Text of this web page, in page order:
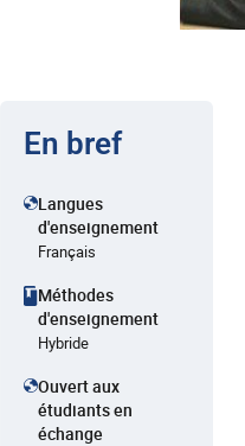
En bref
Langues
d'enseignement
Français
Méthodes
d'enseignement
Hybride
Ouvert aux
étudiants en
échange